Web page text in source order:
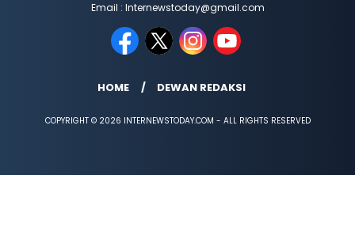
Email : Internewstoday@gmail.com
HOME DEWAN REDAKSI
COPYRIGHT © 2026 INTERNEWSTODAY.COM - ALL RIGHTS RESERVED